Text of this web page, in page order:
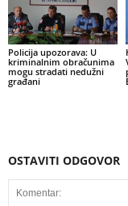
Policija upozorava: U
kriminalnim obračunima
mogu stradati nedužni
građani
OSTAVITI ODGOVOR